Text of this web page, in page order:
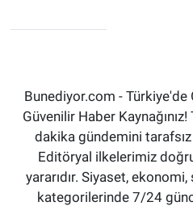
Bunediyor.com - Türkiye'de
Güvenilir Haber
dakika gündemini tarafsız
Editöryal ilkelerimiz
yararıdır. Siyaset,
kategorilerinde 7/24